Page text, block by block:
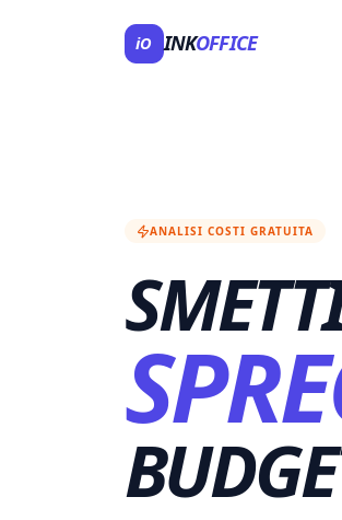
iO INKOFFICE
ANALISI COSTI GRATUITA